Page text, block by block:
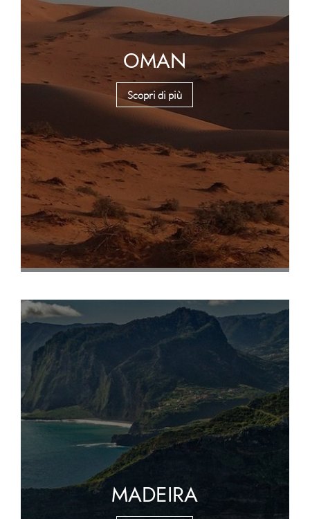
OMAN
Scopri di più
MADEIRA